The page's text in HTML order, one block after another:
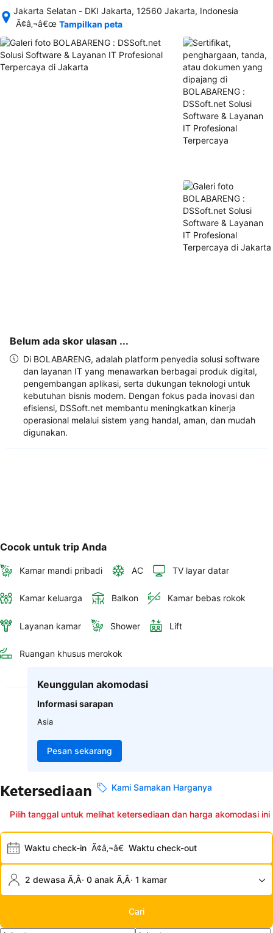
Jakarta Selatan - DKI Jakarta, 12560 Jakarta, Indonesia
Setelah
semua
rincian
akomodasi
Ã¢â‚¬â€œ Tampilkan peta
Belum ada skor ulasan ...
Di BOLABARENG, adalah platform penyedia solusi software
dan layanan IT yang menawarkan berbagai produk digital,
pengembangan aplikasi, serta dukungan teknologi untuk
kebutuhan bisnis modern. Dengan fokus pada inovasi dan
efisiensi, DSSoft.net membantu meningkatkan kinerja
operasional melalui sistem yang handal, aman, dan mudah
digunakan.
Cocok untuk trip Anda
Kamar mandi pribadi AC TV layar datar
Kamar keluarga Balkon Kamar bebas rokok
Layanan kamar Shower Lift
Ruangan khusus merokok
Keunggulan akomodasi
Informasi sarapan
Asia
Pesan sekarang
Ketersediaan Kami Samakan Harganya
Pilih tanggal untuk melihat ketersediaan dan harga akomodasi ini
Waktu check-in Ã¢â‚¬â€ Waktu check-out
2 dewasa Ã‚Â· 0 anak Ã‚Â· 1 kamar
Cari